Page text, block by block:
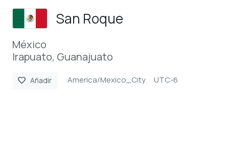
San Roque
México
Irapuato, Guanajuato
favorite Añadir America/Mexico_City UTC-6